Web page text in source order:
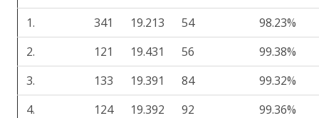
1.
341 19.213 54
98.23%
2.
121 19.431 56
99.38%
3.
133 19.391 84
99.32%
4.
124 19.392 92
99.36%